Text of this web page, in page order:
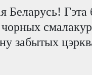
Беларусь!
забытых